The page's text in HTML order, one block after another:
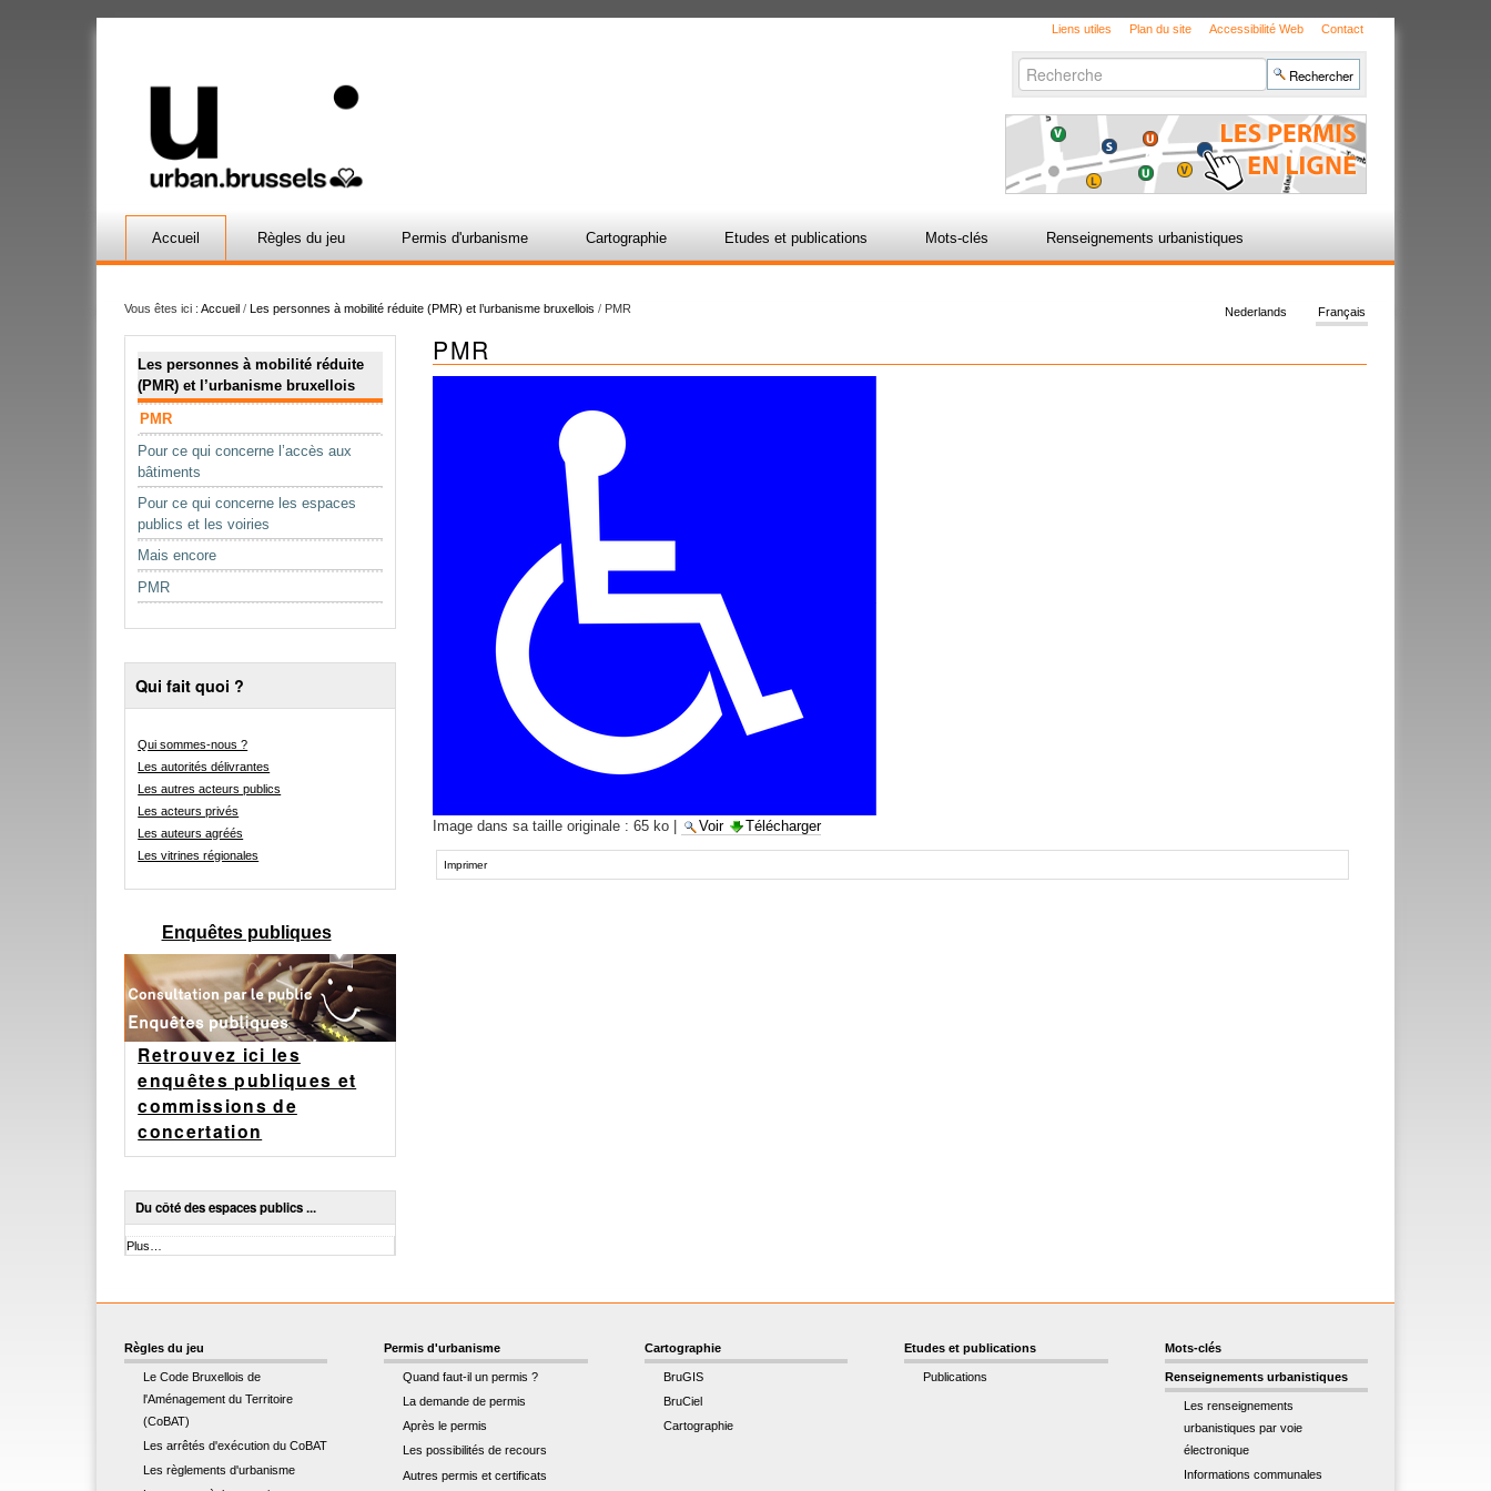
Liens utiles Plan du site Accessibilité Web Contact
Chercher par
avancée…
Accueil Règles du jeu Permis d'urbanisme Cartographie Etudes et publications Mots-clés Renseignements urbanistiques
Vous êtes ici : Accueil / Les personnes à mobilité réduite (PMR) et l’urbanisme bruxellois / PMR Français
Nederlands
Les personnes à mobilité réduite
(PMR) et l’urbanisme bruxellois
PMR
Pour ce qui concerne l’accès aux
bâtiments
Pour ce qui concerne les espaces
publics et les voiries
Mais encore
PMR
Qui fait quoi ?
Qui sommes-nous ?
Les autorités délivrantes
Les autres acteurs publics
Les acteurs privés
Les auteurs agréés
Les vitrines régionales
Enquêtes publiques
Retrouvez ici les
enquêtes publiques et
commissions de
concertation
Du côté des espaces publics ...
Du
-
Plus…
PMR
Image dans sa taille originale : 65 ko | Voir
Télécharger
surImprimer
Règles du jeu
Le Code Bruxellois de
l'Aménagement du Territoire
(CoBAT)
Les arrêtés d'exécution du CoBAT
Les règlements d'urbanisme
Permis d'urbanisme
Quand faut-il un permis ?
La demande de permis
Après le permis
Les possibilités de recours
Autres permis et certificats
Cartographie
BruGIS
BruCiel
Cartographie
Etudes et publications
Publications
Mots-clés
Renseignements urbanistiques
Les renseignements
urbanistiques par voie
électronique
Informations communales